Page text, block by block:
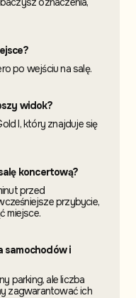
po wejściu na salę.
widok?
I, który znajduje się
koncertową?
przed
przybycie,
miejsce.
samochodów i
parking, ale liczba
zagwarantować ich